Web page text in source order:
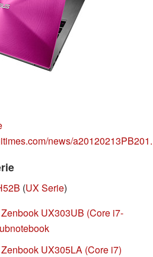
news/
(UX Serie)
UX303UB (Core i7-
UX305LA (Core i7)